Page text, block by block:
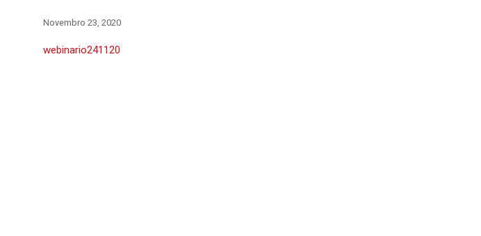
Novembro 23, 2020
webinario241120